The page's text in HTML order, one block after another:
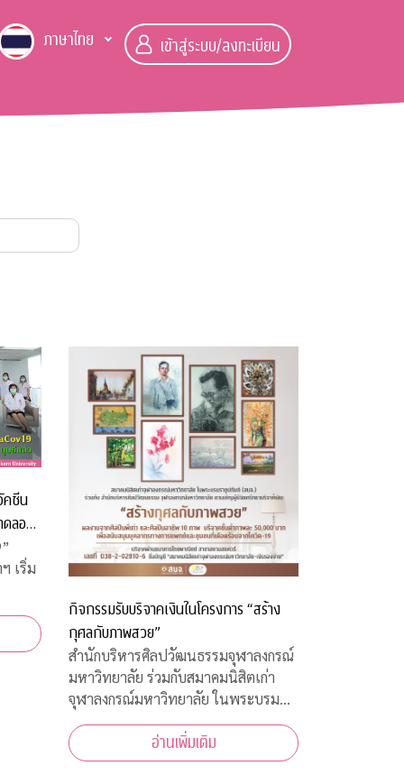
ภาษาไทย เข้าสู่ระบบ/ลงทะเบียน
คซีน
ลอง
เริ่ม
กิจกรรมรับบริจาคเงินในโครงการ “สร้าง
กุศลกับภาพสวย”
สำนักบริหารศิลปวัฒนธรรมจุฬาลงกรณ์
มหาวิทยาลัย ร่วมกับสมาคมนิสิตเก่า
จุฬาลงกรณ์มหาวิทยาลัย ในพระบรม
ราชูปถัมภ์(สนจ.) จัดกิจกรรมรับบริจาค
เงินในโครงการ “สร้างกุศลกับภาพสวย”
เพื่อสนับสนุนบุคลากรทางการแพทย์
อ่านเพิ่มเติม